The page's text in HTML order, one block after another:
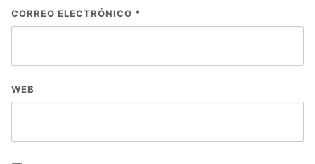
CORREO ELECTRÓNICO *
WEB